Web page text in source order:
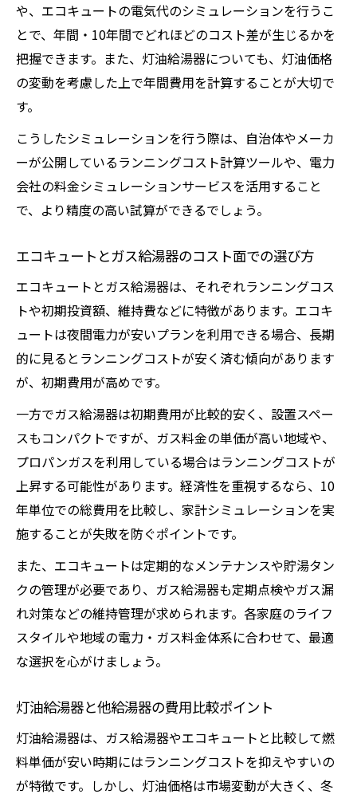
や、エコキュートの電気代のシミュレーションを行うこ
とで、年間・10年間でどれほどのコスト差が生じるかを
把握できます。また、灯油給湯器についても、灯油価格
の変動を考慮した上で年間費用を計算することが大切で
す。
こうしたシミュレーションを行う際は、自治体やメーカ
ーが公開しているランニングコスト計算ツールや、電力
会社の料金シミュレーションサービスを活用すること
で、より精度の高い試算ができるでしょう。
エコキュートとガス給湯器のコスト面での選び方
エコキュートとガス給湯器は、それぞれランニングコス
トや初期投資額、維持費などに特徴があります。エコキ
ュートは夜間電力が安いプランを利用できる場合、長期
的に見るとランニングコストが安く済む傾向があります
が、初期費用が高めです。
一方でガス給湯器は初期費用が比較的安く、設置スペー
スもコンパクトですが、ガス料金の単価が高い地域や、
プロパンガスを利用している場合はランニングコストが
上昇する可能性があります。経済性を重視するなら、10
年単位での総費用を比較し、家計シミュレーションを実
施することが失敗を防ぐポイントです。
また、エコキュートは定期的なメンテナンスや貯湯タン
クの管理が必要であり、ガス給湯器も定期点検やガス漏
れ対策などの維持管理が求められます。各家庭のライフ
スタイルや地域の電力・ガス料金体系に合わせて、最適
な選択を心がけましょう。
灯油給湯器と他給湯器の費用比較ポイント
灯油給湯器は、ガス給湯器やエコキュートと比較して燃
料単価が安い時期にはランニングコストを抑えやすいの
が特徴です。しかし、灯油価格は市場変動が大きく、冬